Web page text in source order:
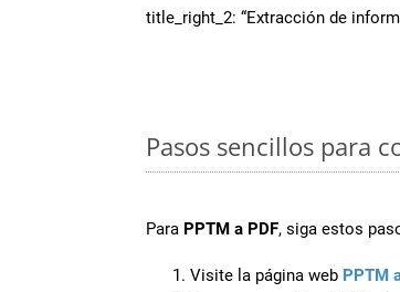
title_right_2: “Extracción de
Pasos sencillos para
Para PPTM a PDF, siga estos
Visite la página web PPTM